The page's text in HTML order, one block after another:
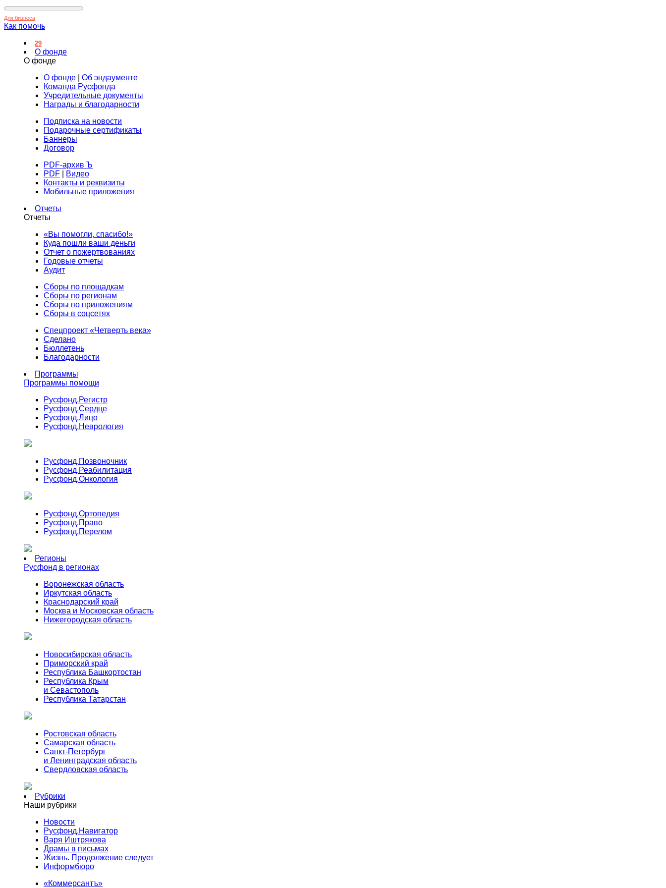
Для бизнеса
Как помочь
29
О фонде
О фонде
О фонде
Об эндаументе
Команда Русфонда
Учредительные документы
Награды и благодарности
Подписка на новости
Подарочные сертификаты
Баннеры
Договор
PDF-архив Ъ
PDF
Видео
Контакты и реквизиты
Мобильные приложения
Отчеты
Отчеты
«Вы помогли, спасибо!»
Куда пошли ваши деньги
Отчет о пожертвованиях
Годовые отчеты
Аудит
Сборы по площадкам
Сборы по регионам
Сборы по приложениям
Сборы в соцсетях
Спецпроект «Четверть века»
Сделано
Бюллетень
Благодарности
Программы
Программы помощи
Русфонд.Регистр
Русфонд.Сердце
Русфонд.Лицо
Русфонд.Неврология
Русфонд.Позвоночник
Русфонд.Реабилитация
Русфонд.Онкология
Русфонд.Ортопедия
Русфонд.Право
Русфонд.Перелом
Регионы
Русфонд в регионах
Воронежская область
Иркутская область
Краснодарский край
Москва и Московская область
Нижегородская область
Новосибирская область
Приморский край
Республика Башкортостан
Республика Крым
и Севастополь
Республика Татарстан
Ростовская область
Самарская область
Санкт-Петербург
и Ленинградская область
Свердловская область
Рубрики
Наши рубрики
Новости
Русфонд.Навигатор
Варя Иштрякова
Драмы в письмах
Жизнь. Продолжение следует
Информбюро
«Коммерсантъ»